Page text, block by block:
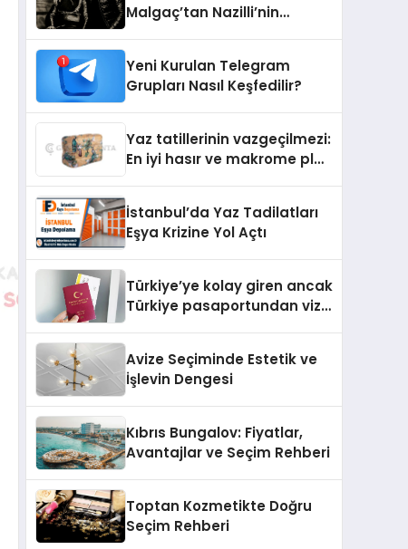
Malgaç’tan Nazilli’nin
Yeni Kurulan Telegram
Grupları Nasıl Keşfedilir?
Yaz tatillerinin vazgeçilmezi:
En iyi hasır ve makrome plaj
İstanbul’da Yaz Tadilatları
Eşya Krizine Yol Açtı
Türkiye’ye kolay giren ancak
Türkiye pasaportundan vize
Avize Seçiminde Estetik ve
İşlevin Dengesi
Kıbrıs Bungalov: Fiyatlar,
Avantajlar ve Seçim Rehberi
Toptan Kozmetikte Doğru
Seçim Rehberi